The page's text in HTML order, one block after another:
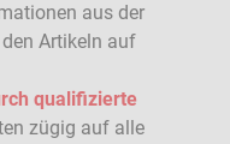
aus der
Artikeln auf
qualifizierte
zügig auf alle